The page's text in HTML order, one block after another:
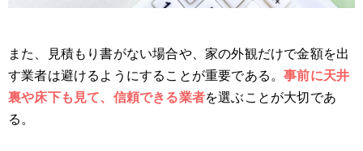
また、見積もり書がない場合や、家の外観だけで金額を出
す業者は避けるようにすることが重要である。事前に天井
裏や床下も見て、信頼できる業者を選ぶことが大切であ
る。